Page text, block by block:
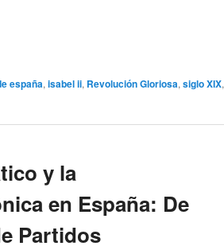
españa, isabel ii, Revolución Gloriosa, siglo XIX,
y la
en España: De
Partidos